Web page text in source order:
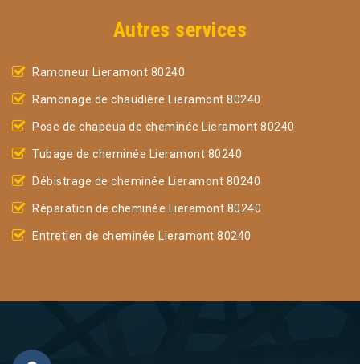
Autres services
Ramoneur Lieramont 80240
Ramonage de chaudière Lieramont 80240
Pose de chapeua de cheminée Lieramont 80240
Tubage de cheminée Lieramont 80240
Débistrage de cheminée Lieramont 80240
Réparation de cheminée Lieramont 80240
Entretien de cheminée Lieramont 80240